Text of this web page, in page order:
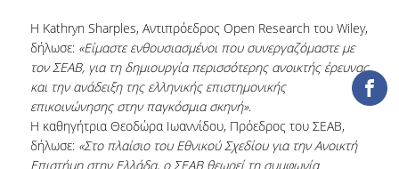
ΔΑΝΕΙΣΜΟΣ
ΔΙΑΔΑΝΕΙΣΜΟΣ
ΠΑΡΑΓΓΕΛΙΕΣ ΒΙΒΛΙΩΝ
ΦΩΤΟΤΥΠΗΣΗ –
Η Kathryn Sharples, Αντιπρόεδρος Open Research του Wiley,
δήλωσε: «Είμαστε ενθουσιασμένοι που συνεργαζόμαστε με
τον ΣΕΑΒ, για τη δημιουργία περισσότερης ανοικτής έρευνας
και την ανάδειξη της ελληνικής επιστημονικής
επικοινώνησης στην παγκόσμια σκηνή».
Η καθηγήτρια Θεοδώρα Ιωαννίδου, Πρόεδρος του ΣΕΑΒ,
δήλωσε: «Στο πλαίσιο του Εθνικού Σχεδίου για την Ανοικτή
Επιστήμη στην Ελλάδα, ο ΣΕΑΒ θεωρεί τη συμφωνία